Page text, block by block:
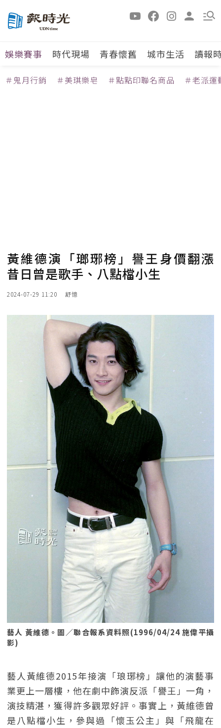
娛樂賽事 時代現場 青春懷舊 城市生活 讀報
＃鬼月行銷 ＃美琪樂皂 ＃點點印聯名商品 ＃老派運
黃維德演「瑯琊榜」譽王身價翻漲
昔日曾是歌手、八點檔小生
2024-07-29 11:20 舒憶
藝人 黃維德。圖／聯合報系資料照(1996/04/24 施偉平攝
影)
藝人黃維德2015年接演「琅琊榜」讓他的演藝事
業更上一層樓，他在劇中飾演反派「譽王」一角，
演技精湛，獲得許多觀眾好評。事實上，黃維德曾
是八點檔小生，參與過「懷玉公主」與「飛龍在